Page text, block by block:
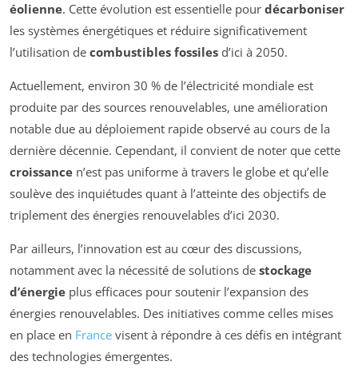
éolienne. Cette évolution est essentielle pour décarboniser
les systèmes énergétiques et réduire significativement
l’utilisation de combustibles fossiles d’ici à 2050.
Actuellement, environ 30 % de l’électricité mondiale est
produite par des sources renouvelables, une amélioration
notable due au déploiement rapide observé au cours de la
dernière décennie. Cependant, il convient de noter que cette
croissance n’est pas uniforme à travers le globe et qu’elle
soulève des inquiétudes quant à l’atteinte des objectifs de
triplement des énergies renouvelables d’ici 2030.
Par ailleurs, l’innovation est au cœur des discussions,
notamment avec la nécessité de solutions de stockage
d’énergie plus efficaces pour soutenir l’expansion des
énergies renouvelables. Des initiatives comme celles mises
en place en France visent à répondre à ces défis en intégrant
des technologies émergentes.